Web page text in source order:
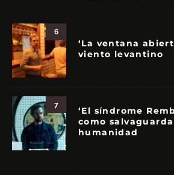
6
‘La ventana
viento levantino
7
‘El síndrome
como
humanidad